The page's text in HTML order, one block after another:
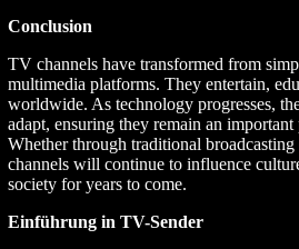
Conclusion
TV channels have transformed from
multimedia platforms. They entertain,
worldwide. As technology progresses,
adapt, ensuring they remain an
Whether through traditional
channels will continue to influence
society for years to come.
Einführung in TV-Sender